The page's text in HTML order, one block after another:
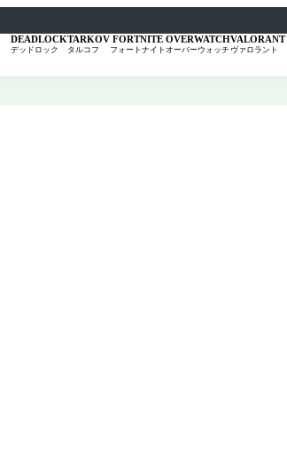
DEADLOCK
デッドロック
TARKOV
タルコフ
FORTNITE
フォートナイト
OVERWATCH
オーバーウォッチ
VALORANT
ヴァロラント